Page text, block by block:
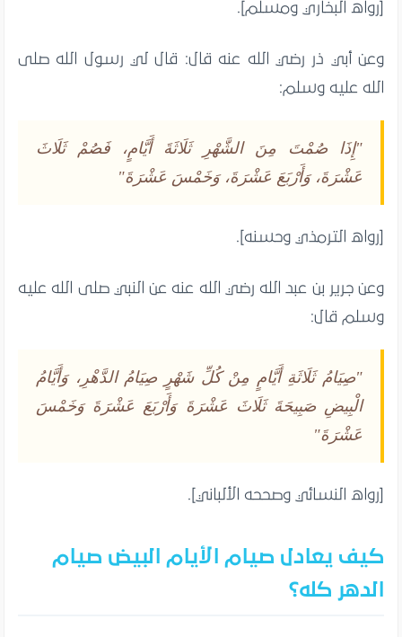
[رواه البخاري ومسلم].
وعن أبي ذر رضي الله عنه قال: قال لي رسول الله صلى
الله عليه وسلم:
"إِذَا صُمْتَ مِنَ الشَّهْرِ ثَلَاثَةَ أَيَّامٍ، فَصُمْ ثَلَاثَ
عَشْرَةَ، وَأَرْبَعَ عَشْرَةَ، وَخَمْسَ عَشْرَةَ"
[رواه الترمذي وحسنه].
وعن جرير بن عبد الله رضي الله عنه عن النبي صلى الله عليه
وسلم قال:
"صِيَامُ ثَلَاثَةِ أَيَّامٍ مِنْ كُلِّ شَهْرٍ صِيَامُ الدَّهْرِ، وَأَيَّامُ
الْبِيضِ صَبِيحَةَ ثَلَاثَ عَشْرَةَ وَأَرْبَعَ عَشْرَةَ وَخَمْسَ
عَشْرَةَ"
[رواه النسائي وصححه الألباني].
كيف يعادل صيام الأيام البيض صيام
الدهر كله؟